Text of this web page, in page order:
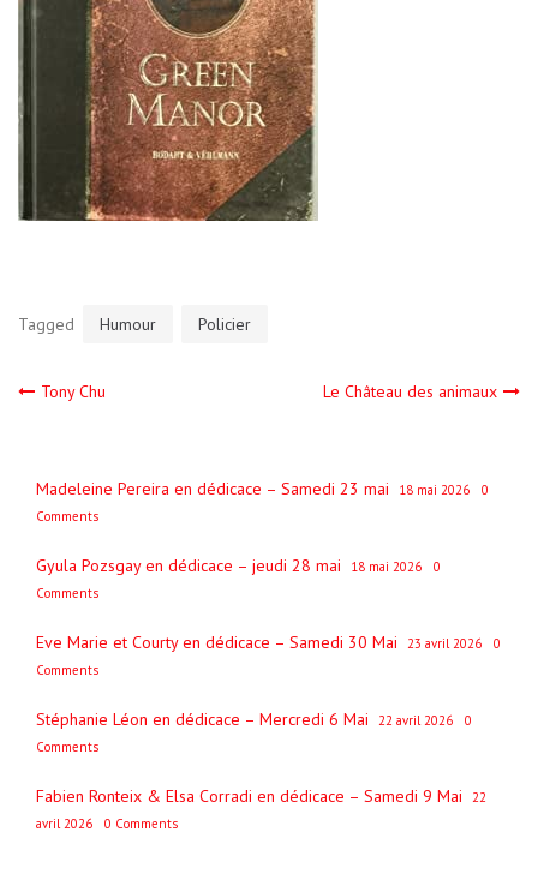
Tagged Humour Policier
Navigation
l’article
Tony Chu Le Château des animaux
Madeleine Pereira en dédicace – Samedi 23 mai 18 mai 2026
0
Comments
Gyula Pozsgay en dédicace – jeudi 28 mai 18 mai 2026
0
Comments
Eve Marie et Courty en dédicace – Samedi 30 Mai 23 avril 2026
0
Comments
Stéphanie Léon en dédicace – Mercredi 6 Mai 22 avril 2026
0
Comments
Fabien Ronteix & Elsa Corradi en dédicace – Samedi 9 Mai
22
avril 2026
0 Comments